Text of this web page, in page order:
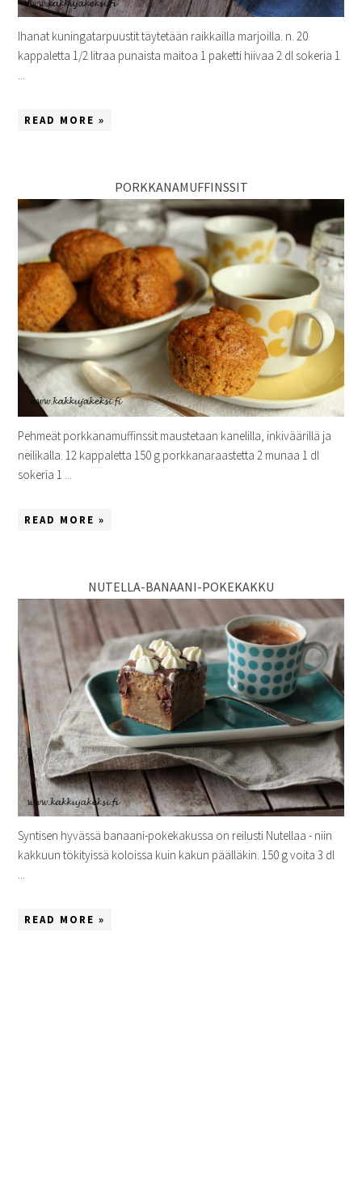
Ihanat kuningatarpuustit täytetään raikkailla marjoilla. n. 20
kappaletta 1/2 litraa punaista maitoa 1 paketti hiivaa 2 dl sokeria 1
...
READ MORE »
PORKKANAMUFFINSSIT
Pehmeät porkkanamuffinssit maustetaan kanelilla, inkiväärillä ja
neilikalla. 12 kappaletta 150 g porkkanaraastetta 2 munaa 1 dl
sokeria 1 ...
READ MORE »
NUTELLA-BANAANI-POKEKAKKU
Syntisen hyvässä banaani-pokekakussa on reilusti Nutellaa - niin
kakkuun tökityissä koloissa kuin kakun päälläkin. 150 g voita 3 dl
...
READ MORE »